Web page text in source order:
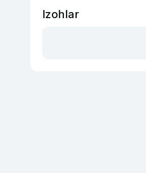
Izohlar